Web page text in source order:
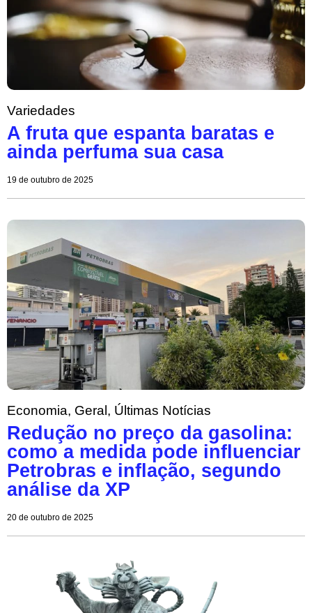
Variedades
A fruta que espanta baratas e
ainda perfuma sua casa
19 de outubro de 2025
Economia, Geral , Últimas Notícias
Redução no preço da gasolina:
como a medida pode influenciar
Petrobras e inflação, segundo
análise da XP
20 de outubro de 2025